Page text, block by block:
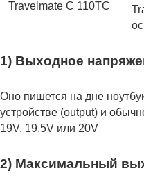
1) Выходное
Оно пишется на дне
устройстве (output) и
19V, 19.5V или 20V
2) Максимальный